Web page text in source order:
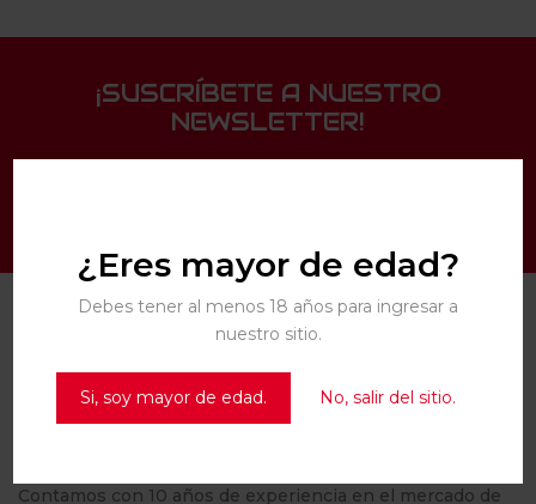
¿Eres mayor de edad?
Debes tener al menos 18 años para ingresar a
nuestro sitio.
Si, soy mayor de edad. No, salir del sitio.
¡SUSCRÍBETE A NUESTRO
NEWSLETTER!
Contamos con 10 años de experiencia en el mercado de